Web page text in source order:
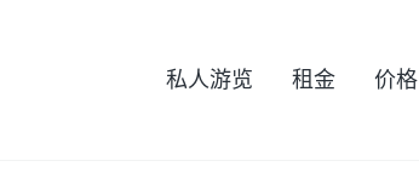
私人游览 租金 价格